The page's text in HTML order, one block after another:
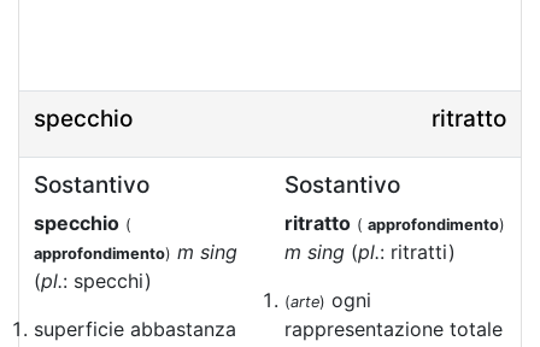
specchio ritratto
Sostantivo
specchio (
approfondimento) m sing
(pl.: specchi)
superficie abbastanza
Sostantivo
ritratto ( approfondimento)
m sing (pl.: ritratti)
(arte) ogni
rappresentazione totale